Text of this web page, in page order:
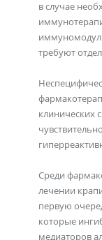
в случае
требуют
клинических
Среди
лечении
первую
которые
медиаторов